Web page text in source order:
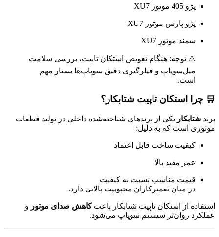
پژو 405 موتور XU7
پژو پارس موتور XU7
سمند موتور XU7
⚠️ توجه: هنگام تعویض استکان تاپیت، بررسی سلامت
میل‌سوپاپ و فیلرگیری دقیق سوپاپ‌ها بسیار مهم
است.
🛒 چرا استکان تاپیت شتابکار؟
برند شتابکار یکی از برندهای شناخته‌شده داخلی در تولید قطعات
موتوری است که به دلیل:
کیفیت ساخت قابل اعتماد
عمر مفید بالا
قیمت مناسب نسبت به کیفیت
در میان تعمیرکاران محبوبیت بالایی دارد.
استفاده از استکان تاپیت شتابکار باعثکاهش صدای موتور و
عملکرد روان‌تر سیستم سوپاپ می‌شود.